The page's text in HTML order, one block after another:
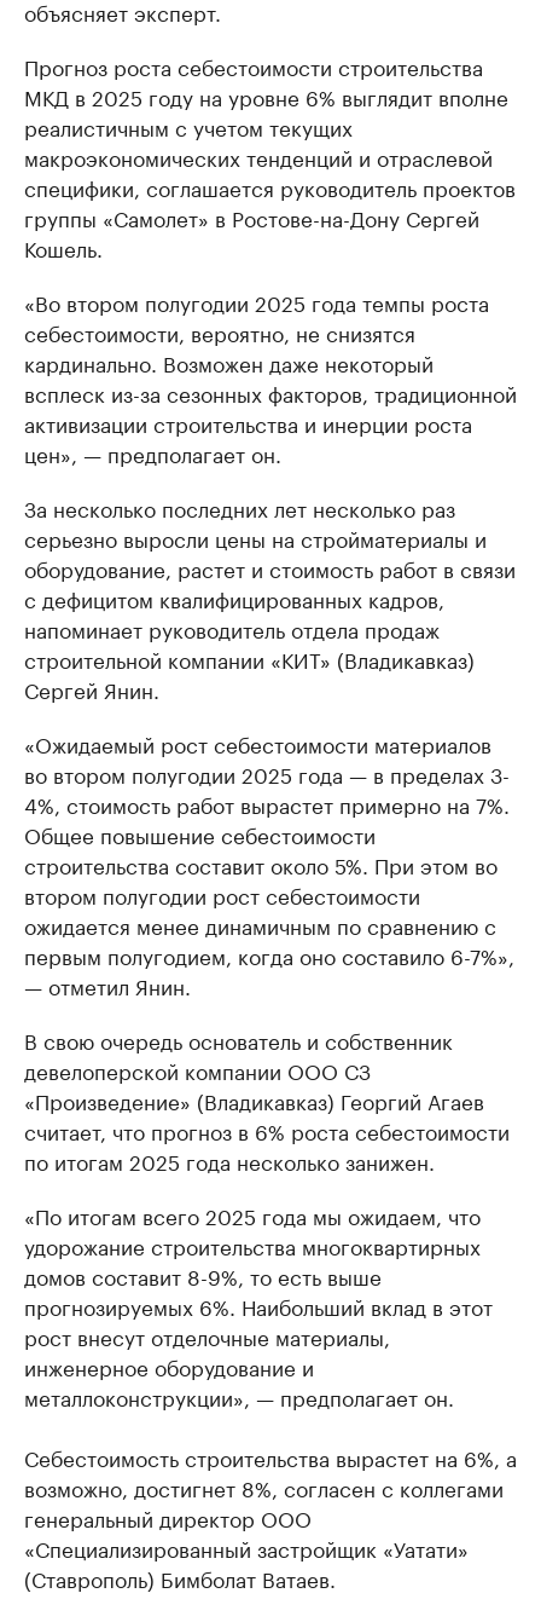
объясняет эксперт.
Прогноз роста себестоимости строительства
МКД в 2025 году на уровне 6% выглядит вполне
реалистичным с учетом текущих
макроэкономических тенденций и отраслевой
специфики, соглашается руководитель проектов
группы «Самолет» в Ростове-на-Дону Сергей
Кошель.
«Во втором полугодии 2025 года темпы роста
себестоимости, вероятно, не снизятся
кардинально. Возможен даже некоторый
всплеск из-за сезонных факторов, традиционной
активизации строительства и инерции роста
цен», — предполагает он.
За несколько последних лет несколько раз
серьезно выросли цены на стройматериалы и
оборудование, растет и стоимость работ в связи
с дефицитом квалифицированных кадров,
напоминает руководитель отдела продаж
строительной компании «КИТ» (Владикавказ)
Сергей Янин.
«Ожидаемый рост себестоимости материалов
во втором полугодии 2025 года — в пределах 3-
4%, стоимость работ вырастет примерно на 7%.
Общее повышение себестоимости
строительства составит около 5%. При этом во
втором полугодии рост себестоимости
ожидается менее динамичным по сравнению с
первым полугодием, когда оно составило 6-7%»,
— отметил Янин.
В свою очередь основатель и собственник
девелоперской компании ООО СЗ
«Произведение» (Владикавказ) Георгий Агаев
считает, что прогноз в 6% роста себестоимости
по итогам 2025 года несколько занижен.
«По итогам всего 2025 года мы ожидаем, что
удорожание строительства многоквартирных
домов составит 8-9%, то есть выше
прогнозируемых 6%. Наибольший вклад в этот
рост внесут отделочные материалы,
инженерное оборудование и
металлоконструкции», — предполагает он.
Себестоимость строительства вырастет на 6%, а
возможно, достигнет 8%, согласен с коллегами
генеральный директор ООО
«Специализированный застройщик «Уатати»
(Ставрополь) Бимболат Ватаев.